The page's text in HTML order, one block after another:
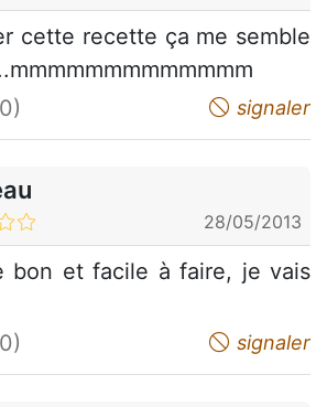
cette recette ça me semble
do not appreciate signaler
28/05/2013
bon et facile à faire, je vais
do not appreciate signaler